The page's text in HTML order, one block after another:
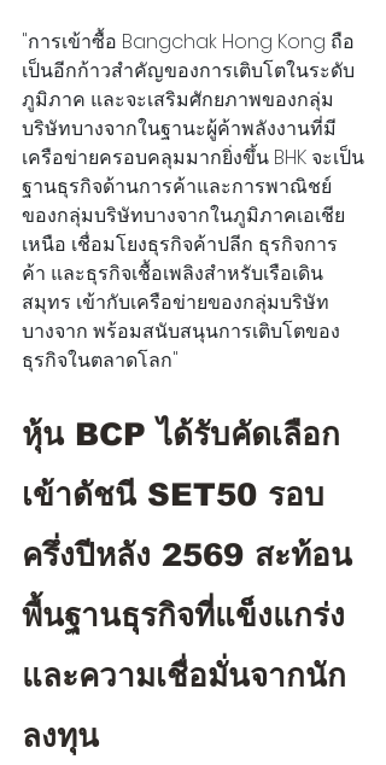
"การเข้าซื้อ Bangchak Hong Kong ถือ
เป็นอีกก้าวสำคัญของการเติบโตในระดับ
ภูมิภาค และจะเสริมศักยภาพของกลุ่ม
บริษัทบางจากในฐานะผู้ค้าพลังงานที่มี
เครือข่ายครอบคลุมมากยิ่งขึ้น BHK จะเป็น
ฐานธุรกิจด้านการค้าและการพาณิชย์
ของกลุ่มบริษัทบางจากในภูมิภาคเอเชีย
เหนือ เชื่อมโยงธุรกิจค้าปลีก ธุรกิจการ
ค้า และธุรกิจเชื้อเพลิงสำหรับเรือเดิน
สมุทร เข้ากับเครือข่ายของกลุ่มบริษัท
บางจาก พร้อมสนับสนุนการเติบโตของ
ธุรกิจในตลาดโลก"
หุ้น BCP ได้รับคัดเลือก
เข้าดัชนี SET50 รอบ
ครึ่งปีหลัง 2569 สะท้อน
พื้นฐานธุรกิจที่แข็งแกร่ง
และความเชื่อมั่นจากนัก
ลงทุน